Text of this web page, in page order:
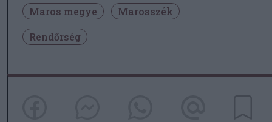
Maros megye
Marosszék
Rendőrség